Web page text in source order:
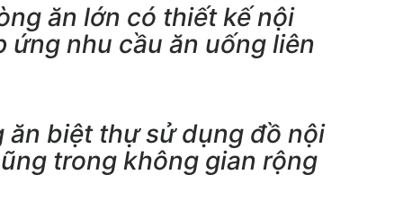
ăn lớn có thiết kế nội
nhu cầu ăn uống liên
ăn biệt thự sử dụng đồ nội
trong không gian rộng